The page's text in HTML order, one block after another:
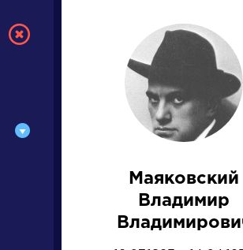
Маяковский
Владимир